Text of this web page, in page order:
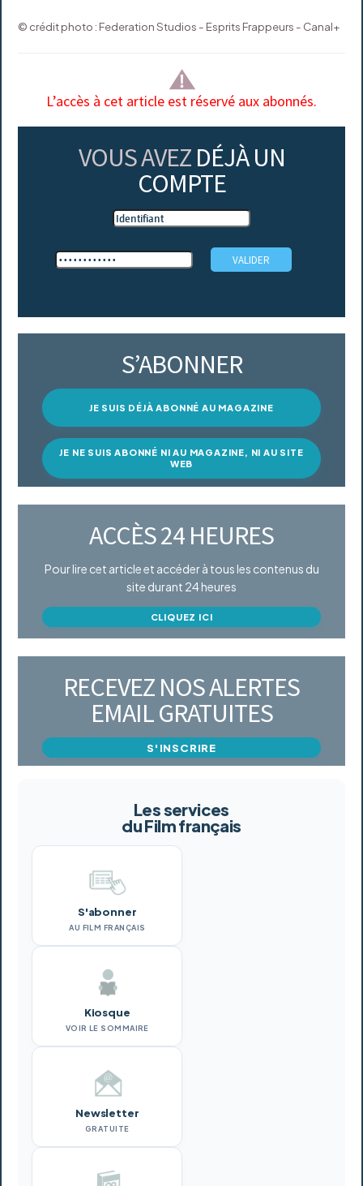
© crédit photo : Federation Studios - Esprits Frappeurs - Canal+
L’accès à cet article est réservé aux abonnés.
VOUS AVEZ DÉJÀ UN
COMPTE
S’ABONNER
JE SUIS DÉJÀ ABONNÉ AU MAGAZINE
JE NE SUIS ABONNÉ NI AU MAGAZINE, NI AU SITE
WEB
ACCÈS 24 HEURES
Pour lire cet article et accéder à tous les contenus du
site durant 24 heures
CLIQUEZ ICI
RECEVEZ NOS ALERTES
EMAIL GRATUITES
S'INSCRIRE
Les services
du Film français
S'abonner
AU FILM FRANÇAIS
Kiosque
VOIR LE SOMMAIRE
Newsletter
GRATUITE